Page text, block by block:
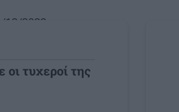
12/2022
οι τυχεροί της